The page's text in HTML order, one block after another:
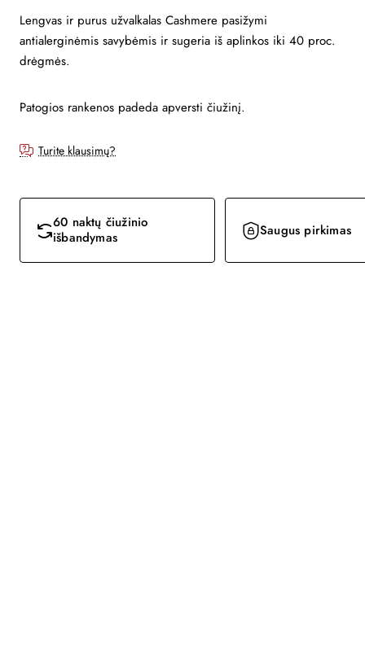
Lengvas ir purus užvalkalas Cashmere pasižymi
antialerginėmis savybėmis ir sugeria iš aplinkos iki 40 proc.
drėgmės.
Patogios rankenos padeda apversti čiužinį.
Turite klausimų?
60 naktų čiužinio
išbandymas
Saugus pirkimas